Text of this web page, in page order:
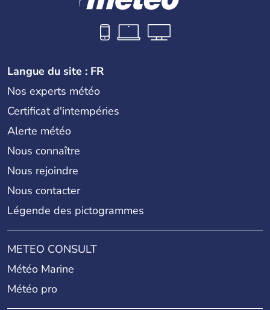
Langue du site : FR
Nos experts météo
Certificat d'intempéries
Alerte météo
Nous connaître
Nous rejoindre
Nous contacter
Légende des pictogrammes
METEO CONSULT
Météo Marine
Météo pro